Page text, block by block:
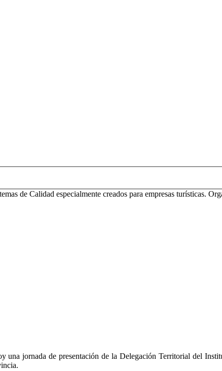
de Calidad especialmente creados para empresas turísticas.
jornada de presentación de la Delegación Territorial del